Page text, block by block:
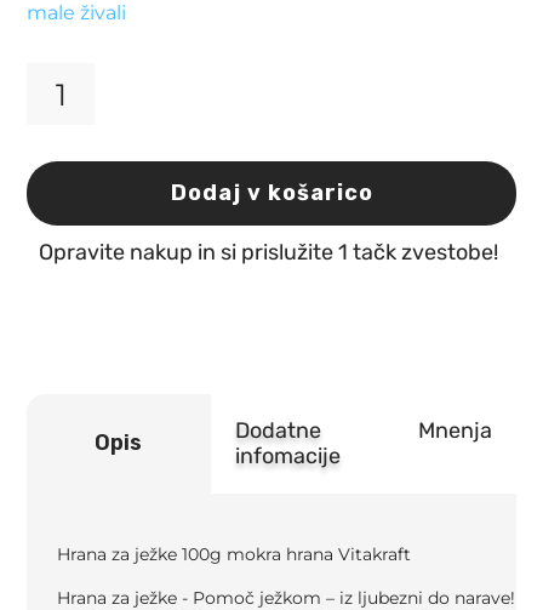
male živali
ježke
100g
mokra
hrana
Vitakraft
Dodaj v košarico
Opravite nakup in si prislužite 1 tačk zvestobe!
Opis
Dodatne
infomacije
Mnenja
Hrana za ježke 100g mokra hrana Vitakraft
Hrana za ježke - Pomoč ježkom – iz ljubezni do narave!